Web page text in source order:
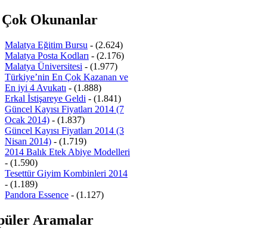
Okunanlar
Malatya Eğitim Bursu - (2.624)
Malatya Posta Kodları - (2.176)
Malatya Üniversitesi - (1.977)
Türkiye’nin En Çok Kazanan ve
En iyi 4 Avukatı - (1.888)
Erkal İstişareye Geldi - (1.841)
Güncel Kayısı Fiyatları 2014 (7
Ocak 2014) - (1.837)
Güncel Kayısı Fiyatları 2014 (3
Nisan 2014) - (1.719)
2014 Balık Etek Abiye Modelleri
- (1.590)
Tesettür Giyim Kombinleri 2014
- (1.189)
Pandora Essence - (1.127)
Aramalar